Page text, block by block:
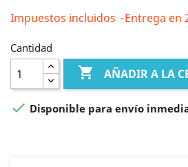
Impuestos incluidos Entrega en
Cantidad
 AÑADIR A LA
 Disponible para envío